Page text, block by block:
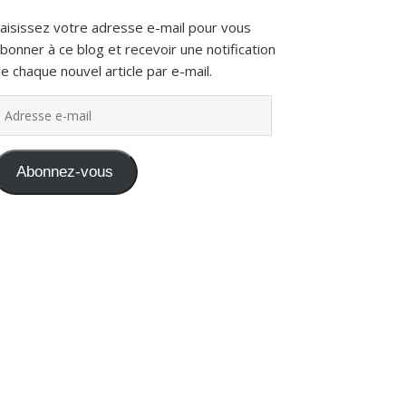
votre adresse e-mail pour vous
à ce blog et recevoir une notification
chaque nouvel article par e-mail.
Abonnez-vous